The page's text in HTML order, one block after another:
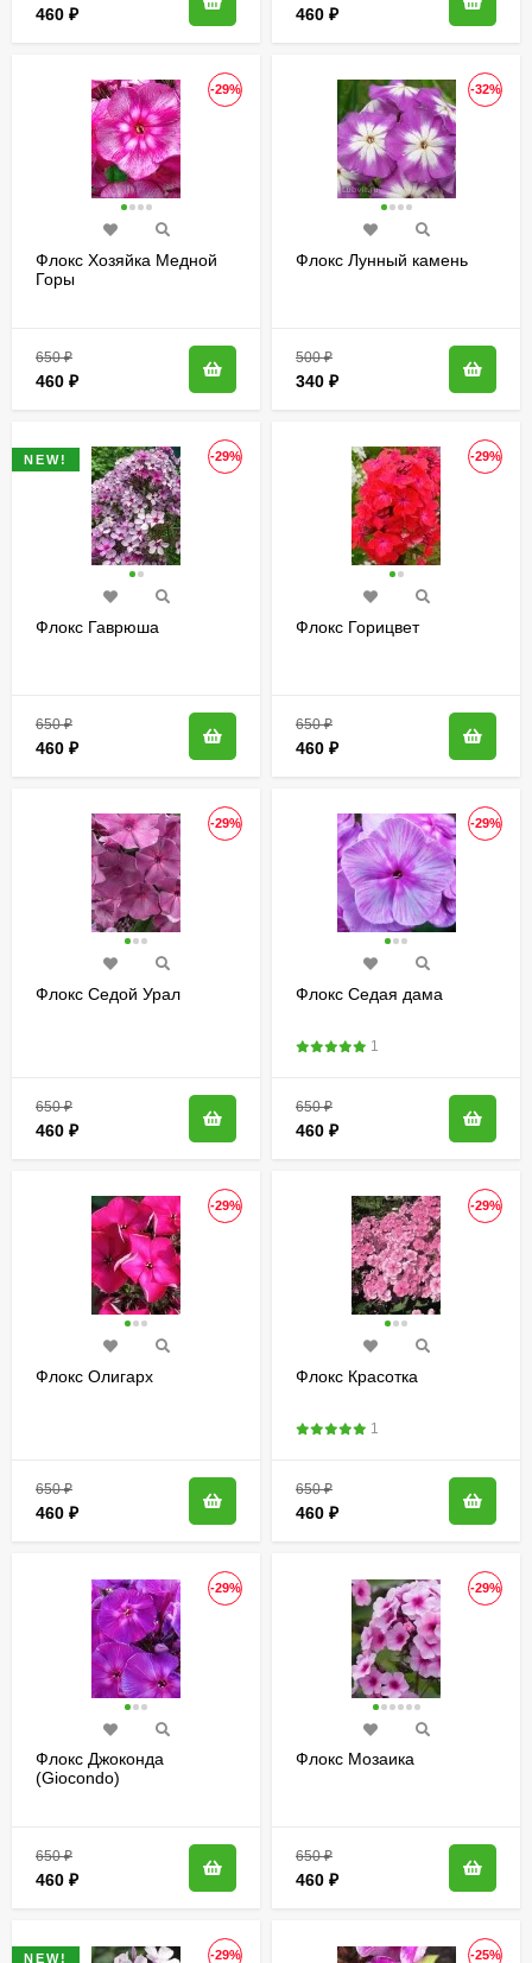
460 ₽ 460 ₽
-29%
Флокс Хозяйка Медной
Горы
650₽
460 ₽
-32%
Флокс Лунный камень
500₽
340 ₽
-29%
NEW!
Флокс Гаврюша
650₽
460 ₽
-29%
Флокс Горицвет
650₽
460 ₽
-29%
Флокс Седой Урал
650₽
460 ₽
-29%
Флокс Седая дама
1
650₽
460 ₽
-29%
Флокс Олигарх
650₽
460 ₽
-29%
Флокс Красотка
1
650₽
460 ₽
-29%
Флокс Джоконда
(Giocondo)
650₽
460 ₽
-29%
Флокс Мозаика
650₽
460 ₽
-29%
NEW! -25%